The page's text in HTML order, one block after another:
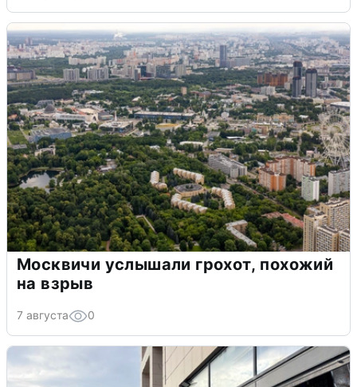
Москвичи услышали грохот, похожий
на взрыв
7 августа 0